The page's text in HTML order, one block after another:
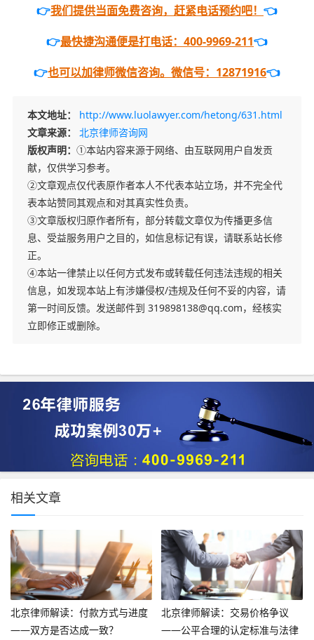
👉我们提供当面免费咨询，赶紧电话预约吧！ 👈
👉最快捷沟通便是打电话：400-9969-211👈
👉也可以加律师微信咨询。微信号：12871916👈
本文地址：
http://www.luolawyer.com/hetong/631.html
文章来源：
北京律师咨询网
版权声明： ①本站内容来源于网络、由互联网用户自发贡
献，仅供学习参考。
②文章观点仅代表原作者本人不代表本站立场，并不完全代
表本站赞同其观点和对其真实性负责。
③文章版权归原作者所有，部分转载文章仅为传播更多信
息、受益服务用户之目的，如信息标记有误，请联系站长修
正。
④本站一律禁止以任何方式发布或转载任何违法违规的相关
信息，如发现本站上有涉嫌侵权/违规及任何不妥的内容，请
第一时间反馈。发送邮件到 319898138@qq.com，经核实
立即修正或删除。
相关文章
北京律师解读：付款方式与进度
——双方是否达成一致？
北京律师解读：交易价格争议
——公平合理的认定标准与法律